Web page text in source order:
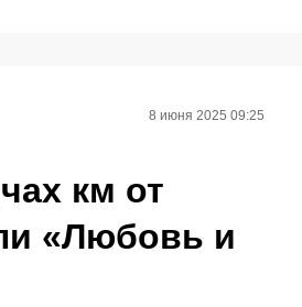
км от
«Любовь и
8 июня 2025 09:25